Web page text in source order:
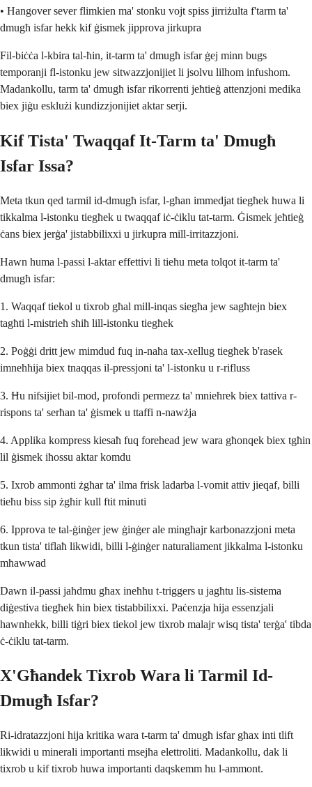
• Hangover sever flimkien ma' stonku vojt spiss jirriżulta f'tarm ta'
dmugħ isfar hekk kif ġismek jipprova jirkupra
Fil-biċċa l-kbira tal-ħin, it-tarm ta' dmugħ isfar ġej minn bugs
temporanji fl-istonku jew sitwazzjonijiet li jsolvu lilhom infushom.
Madankollu, tarm ta' dmugħ isfar rikorrenti jeħtieġ attenzjoni medika
biex jiġu esklużi kundizzjonijiet aktar serji.
Kif Tista' Twaqqaf It-Tarm ta' Dmugħ
Isfar Issa?
Meta tkun qed tarmil id-dmugħ isfar, l-għan immedjat tiegħek huwa li
tikkalma l-istonku tiegħek u twaqqaf iċ-ċiklu tat-tarm. Ġismek jeħtieġ
ċans biex jerġa' jistabbilixxi u jirkupra mill-irritazzjoni.
Hawn huma l-passi l-aktar effettivi li tieħu meta tolqot it-tarm ta'
dmugħ isfar:
1. Waqqaf tiekol u tixrob għal mill-inqas siegħa jew sagħtejn biex
tagħti l-mistrieħ sħiħ lill-istonku tiegħek
2. Poġġi dritt jew mimdud fuq in-naħa tax-xellug tiegħek b'rasek
imneħħija biex tnaqqas il-pressjoni ta' l-istonku u r-rifluss
3. Ħu nifsijiet bil-mod, profondi permezz ta' mnieħrek biex tattiva r-
rispons ta' serħan ta' ġismek u ttaffi n-nawżja
4. Applika kompress kiesaħ fuq forehead jew wara għonqek biex tgħin
lil ġismek iħossu aktar komdu
5. Ixrob ammonti żgħar ta' ilma frisk ladarba l-vomit attiv jieqaf, billi
tieħu biss sip żgħir kull ftit minuti
6. Ipprova te tal-ġinġer jew ġinġer ale mingħajr karbonazzjoni meta
tkun tista' tiflaħ likwidi, billi l-ġinġer naturaliament jikkalma l-istonku
mħawwad
Dawn il-passi jaħdmu għax ineħħu t-triggers u jagħtu lis-sistema
diġestiva tiegħek ħin biex tistabbilixxi. Paċenzja hija essenzjali
hawnhekk, billi tiġri biex tiekol jew tixrob malajr wisq tista' terġa' tibda
ċ-ċiklu tat-tarm.
X'Għandek Tixrob Wara li Tarmil Id-
Dmugħ Isfar?
Ri-idratazzjoni hija kritika wara t-tarm ta' dmugħ isfar għax inti tlift
likwidi u minerali importanti msejħa elettroliti. Madankollu, dak li
tixrob u kif tixrob huwa importanti daqskemm hu l-ammont.